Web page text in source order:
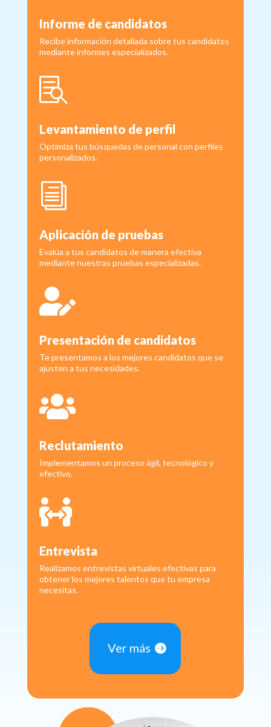
Informe de candidatos
Recibe información detallada sobre tus candidatos
mediante informes especializados.

Levantamiento de perfil
Optimiza tus búsquedas de personal con perfiles
personalizados.
i
Aplicación de pruebas
Evalúa a tus candidatos de manera efectiva
mediante nuestras pruebas especializadas.

Presentación de candidatos
Te presentamos a los mejores candidatos que se
ajusten a tus necesidades.

Reclutamiento
Implementamos un proceso ágil, tecnológico y
efectivo.

Entrevista
Realizamos entrevistas virtuales efectivas para
obtener los mejores talentos que tu empresa
necesitas.
Ver más